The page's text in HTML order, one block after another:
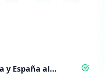
y España al